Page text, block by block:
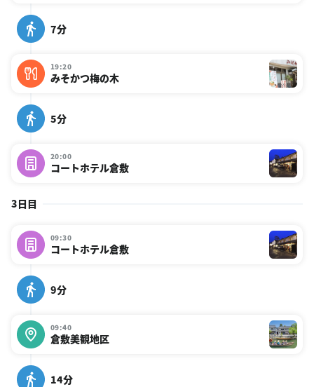
7分
19:20
みそかつ梅の木
5分
20:00
コートホテル倉敷
3日目
09:30
コートホテル倉敷
9分
09:40
倉敷美観地区
14分